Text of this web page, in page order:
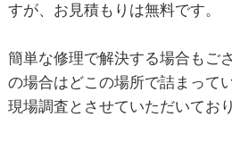
すが、お見積もりは無料です。
簡単な修理で解決する場合もご
の場合はどこの場所で詰まって
現場調査とさせていただいてお